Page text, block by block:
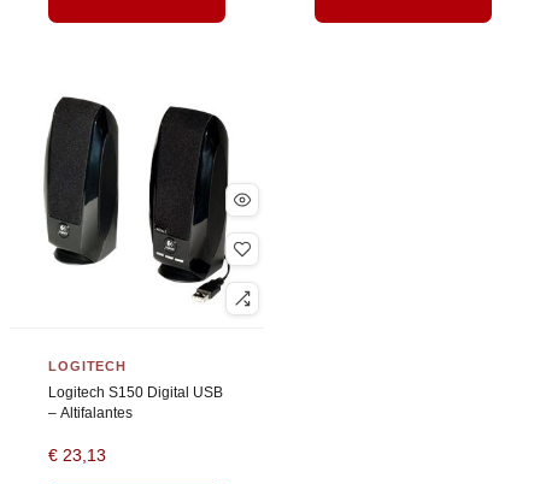
LOGITECH
Logitech S150 Digital USB
– Altifalantes
€ 23,13